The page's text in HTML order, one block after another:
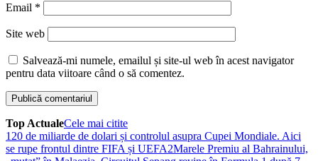
Email *
Site web
Salvează-mi numele, emailul și site-ul web în acest navigator
pentru data viitoare când o să comentez.
Top ActualeCele mai citite
1 20 de miliarde de dolari și controlul asupra Cupei Mondiale. Aici
se rupe frontul dintre FIFA și UEFA2Marele Premiu al Bahrainului,